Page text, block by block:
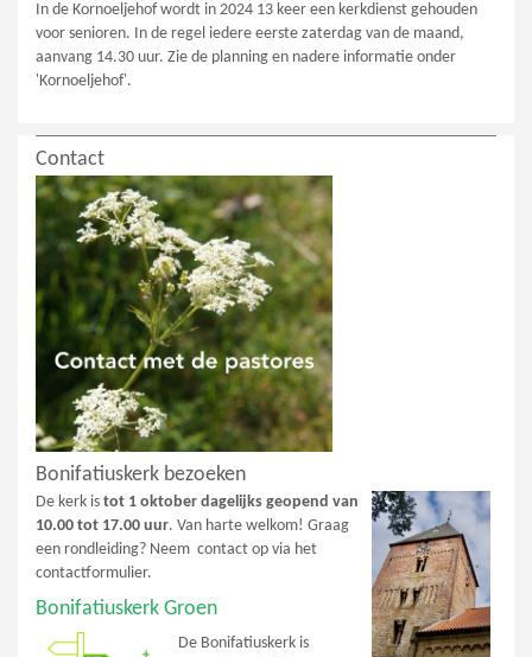
In de Kornoeljehof wordt in 2024 13 keer een kerkdienst gehouden
voor senioren. In de regel iedere eerste zaterdag van de maand,
aanvang 14.30 uur. Zie de planning en nadere informatie onder
'Kornoeljehof'.
Contact
Bonifatiuskerk bezoeken
De kerk is tot 1 oktober dagelijks geopend van
10.00 tot 17.00 uur. Van harte welkom! Graag
een rondleiding? Neem contact op via het
contactformulier.
Bonifatiuskerk Groen
De Bonifatiuskerk is